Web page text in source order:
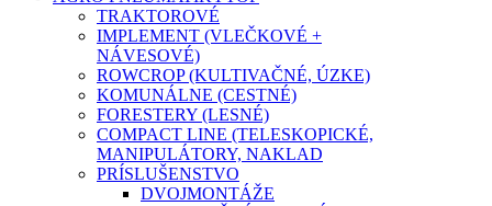
TRAKTOROVÉ
IMPLEMENT (VLEČKOVÉ +
NÁVESOVÉ)
ROWCROP (KULTIVAČNÉ, ÚZKE)
KOMUNÁLNE (CESTNÉ)
FORESTERY (LESNÉ)
COMPACT LINE (TELESKOPICKÉ,
MANIPULÁTORY, NAKLAD
PRÍSLUŠENSTVO
DVOJMONTÁŽE